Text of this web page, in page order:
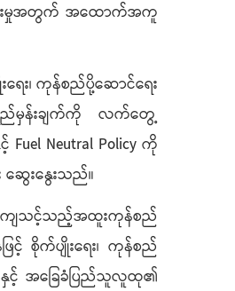
န်းမှုအတွက် အထောက်အကူ
း၊ ကုန်စည်ပို့ဆောင်ရေး
းရည်မှန်းချက်ကို လက်တွေ့
Neutral Policy ကို
ဆွေးနွေးသည်။
ါ် ကျသင့်သည့်အထူးကုန်စည်
င့် စိုက်ပျိုးရေး၊ ကုန်စည်
နှင့် အခြေခံပြည်သူလူထု၏